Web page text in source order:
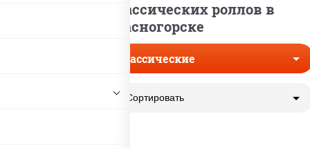
Доставка классических роллов в
Красногорске
Классические
Сортировать